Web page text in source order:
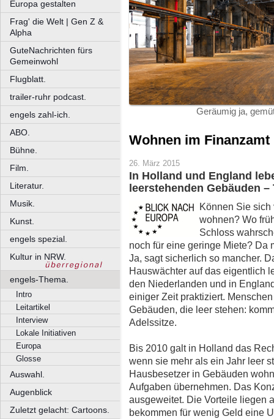
Europa gestalten
Frag' die Welt | Gen Z &
Alpha
GuteNachrichten fürs
Gemeinwohl
Flugblatt.
trailer-ruhr podcast.
engels zahl-ich.
ABO.
Bühne.
Film.
Literatur.
Musik.
Kunst.
engels spezial.
Kultur in NRW.
engels-Thema.
Intro
Leitartikel
Interview
Lokale Initiativen
Europa
Glosse
Auswahl.
Augenblick
Zuletzt gelacht: Cartoons.
Geräumig ja,
Wohnen im Finanzamt
26. März 2015
In Holland und England
leerstehenden Gebäuden
Können Sie
wohnen? Wo
Schloss
noch für eine geringe Miete? Da
Ja, sagt sicherlich so mancher.
Hauswächter auf das eigentlich
den Niederlanden und in
einiger Zeit praktiziert.
Gebäuden, die leer stehen:
Adelssitze.
Bis 2010 galt in Holland das
wenn sie mehr als ein Jahr leer
Hausbesetzer in Gebäuden
Aufgaben übernehmen. Das
ausgeweitet. Die Vorteile liegen
bekommen für wenig Geld eine